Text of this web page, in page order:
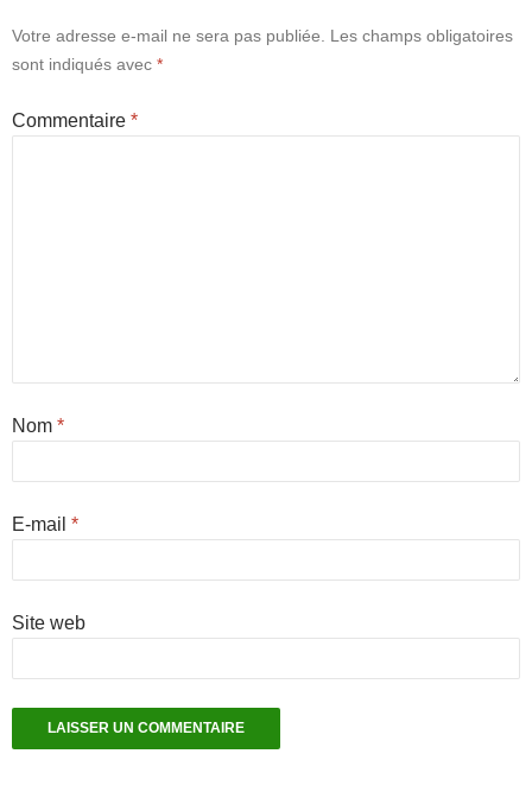
Votre adresse e-mail ne sera pas publiée.
Les champs obligatoires
sont indiqués avec *
Commentaire *
Nom *
E-mail *
Site web